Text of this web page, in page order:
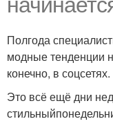
Полгода
модные тенденции
конечно, в соцсетях.
Это всё ещё дни